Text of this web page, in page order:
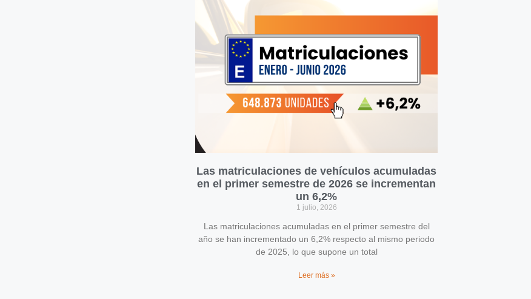
Las matriculaciones de vehículos acumuladas
en el primer semestre de 2026 se incrementan
un 6,2%
1 julio, 2026
Las matriculaciones acumuladas en el primer semestre del
año se han incrementado un 6,2% respecto al mismo periodo
de 2025, lo que supone un total
Leer más »